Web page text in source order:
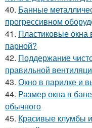
40. Банные
прогрессивном
41. Пластиковые окна
парной?
42. Поддержание
правильной
43. Окно в парилке и
44. Размер окна в
обычного
45. Красивые клумбы